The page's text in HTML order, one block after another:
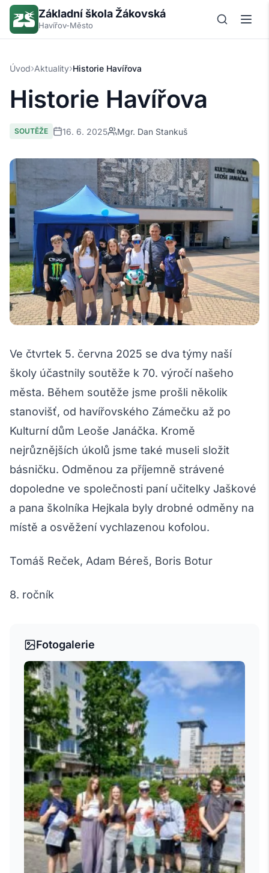
Základní škola Žákovská
Havířov-Město
Úvod›Aktuality›Historie Havířova
Historie Havířova
SOUTĚŽE 16. 6. 2025 Mgr. Dan Stankuš
Ve čtvrtek 5. června 2025 se dva týmy naší
školy účastnily soutěže k 70. výročí našeho
města. Během soutěže jsme prošli několik
stanovišť, od havířovského Zámečku až po
Kulturní dům Leoše Janáčka. Kromě
nejrůznějších úkolů jsme také museli složit
básničku. Odměnou za příjemně strávené
dopoledne ve společnosti paní učitelky Jaškové
a pana školníka Hejkala byly drobné odměny na
místě a osvěžení vychlazenou kofolou.
Tomáš Reček, Adam Béreš, Boris Botur
8. ročník
Fotogalerie